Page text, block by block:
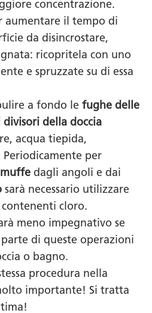
concentrazione.
aumentare il tempo di
da disincrostare,
ricopritela con uno
e spruzzate su di essa
a fondo le fughe delle
divisori della doccia
acqua tiepida,
Periodicamente per
muffe dagli angoli e dai
sarà necessario utilizzare
cloro.
meno impegnativo se
di queste operazioni
o bagno.
procedura nella
importante! Si tratta